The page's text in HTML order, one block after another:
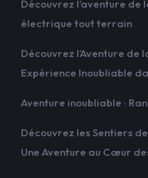
Découvrez l’aventure
électrique tout terrain
Découvrez l’Aventure de
Expérience Inoubliable
Aventure inoubliable :
Découvrez les Sentiers
Une Aventure au Cœur